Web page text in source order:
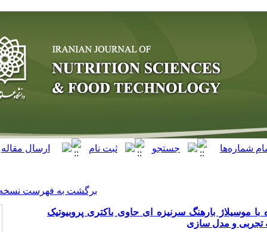
برگشت به فهرست نسخه ها
حاوی باکتری پروبیوتیک